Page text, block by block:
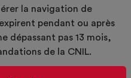
la navigation de
pendant ou après
dépassant pas 13 mois,
de la CNIL.